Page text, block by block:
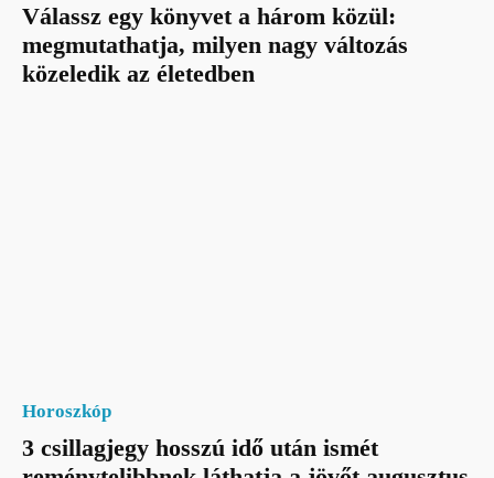
Válassz egy könyvet a három közül:
megmutathatja, milyen nagy változás
közeledik az életedben
Horoszkóp
3 csillagjegy hosszú idő után ismét